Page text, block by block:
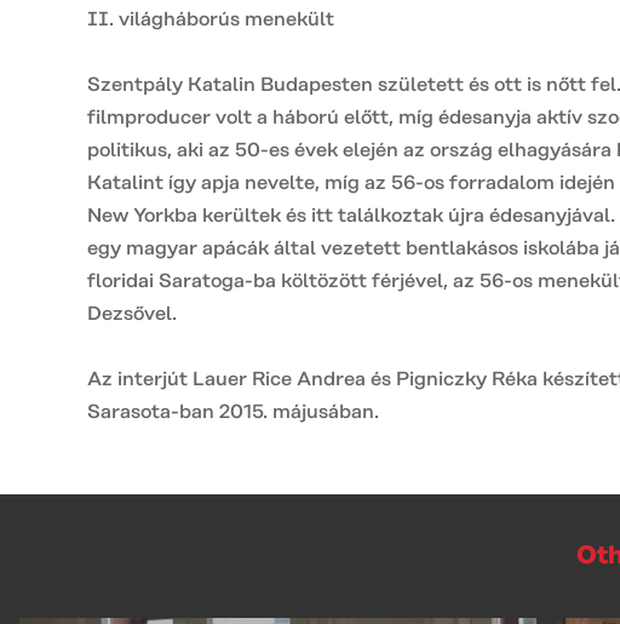
II. világháborús menekült
Szentpály Katalin Budapesten született és ott is nőtt
filmproducer volt a háború előtt, míg édesanyja aktív
politikus, aki az 50-es évek elején az ország
Katalint így apja nevelte, míg az 56-os forradalom
New Yorkba kerültek és itt találkoztak újra
egy magyar apácák által vezetett bentlakásos iskolába
floridai Saratoga-ba költözött férjével, az 56-os
Dezsővel.
Az interjút Lauer Rice Andrea és Pigniczky Réka
Sarasota-ban 2015. májusában.